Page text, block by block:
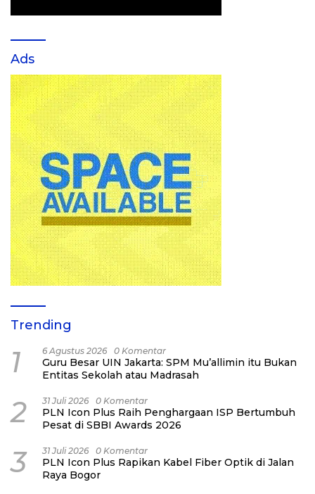
Ads
Trending
1 6 Agustus 2026 0 Komentar
Guru Besar UIN Jakarta: SPM Mu’allimin itu Bukan
Entitas Sekolah atau Madrasah
2 31 Juli 2026 0 Komentar
PLN Icon Plus Raih Penghargaan ISP Bertumbuh
Pesat di SBBI Awards 2026
3 31 Juli 2026 0 Komentar
PLN Icon Plus Rapikan Kabel Fiber Optik di Jalan
Raya Bogor